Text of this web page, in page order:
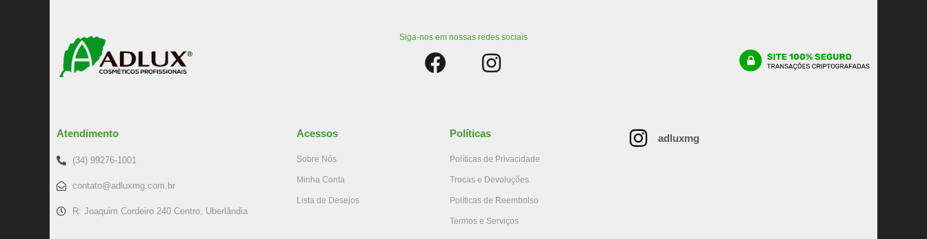
Siga-nos em nossas redes sociais
Atendimento
(34) 99276-1001
contato@adluxmg.com.br
R: Joaquim Cordeiro 240 Centro, Uberlândia
Acessos
Sobre Nós
Minha Conta
Lista de Desejos
Políticas
Políticas de Privacidade
Trocas e Devoluções
Políticas de Reembolso
Termos e Serviços
adluxmg